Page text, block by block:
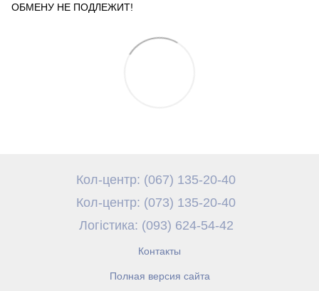
ОБМЕНУ НЕ ПОДЛЕЖИТ!
Кол-центр: (067) 135-20-40
Кол-центр: (073) 135-20-40
Логістика: (093) 624-54-42
Контакты
Полная версия сайта